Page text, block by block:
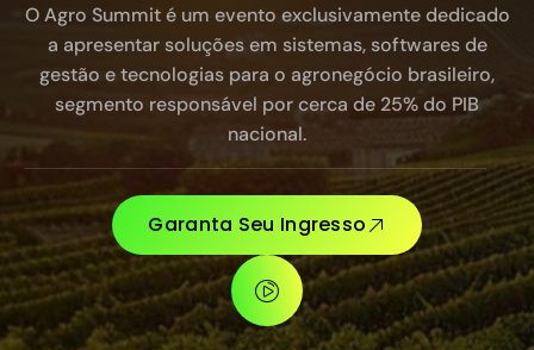
O Agro Summit é um evento exclusivamente dedicado
a apresentar soluções em sistemas, softwares de
gestão e tecnologias para o agronegócio brasileiro,
segmento responsável por cerca de 25% do PIB
nacional.
Garanta Seu Ingresso